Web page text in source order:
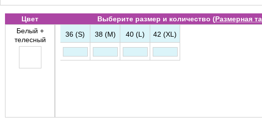
Цвет Выберите размер и количество (Размерная
Белый +
телесный
36 (S) 38 (M) 40 (L) 42 (XL)